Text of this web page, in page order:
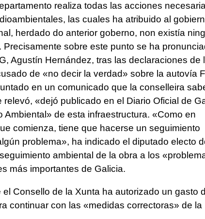
realiza todas las acciones
las cuales ha atribuido al
herdado do anterior goberno, non existía
sobre este punto se ha
Agustín Hernández, tras las declaraciones de
de «no decir la verdad» sobre la autovía
en un comunicado que la conselleira
relevó, «dejó publicado en el Diario Oficial de
Ambiental» de esta infraestructura. «Como en
comienza, tiene que hacerse un seguimiento
problema», ha indicado el diputado electo
ambiental de la obra a los
más importantes de Galicia.
Consello de la Xunta ha autorizado un gasto
continuar con las «medidas correctoras» de la